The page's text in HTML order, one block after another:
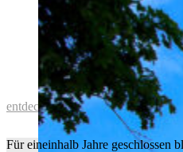
Geschenk-Idee:
entdecken
Für eineinhalb Jahre geschlossen